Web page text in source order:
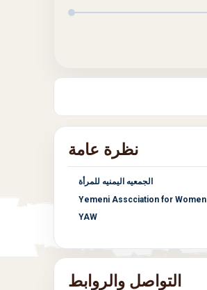
نظرة عامة
الجمعيه اليمنيه للمرأة
Yemeni Asscciation for Women
YAW
التواصل والروابط